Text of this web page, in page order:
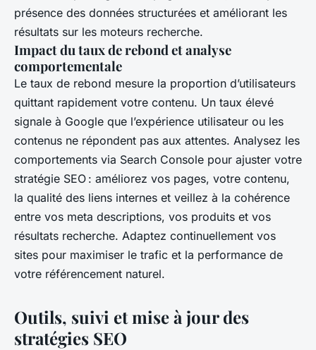
présence des données structurées et améliorant les
résultats sur les moteurs recherche.
Impact du taux de rebond et analyse
comportementale
Le taux de rebond mesure la proportion d’utilisateurs
quittant rapidement votre contenu. Un taux élevé
signale à Google que l’expérience utilisateur ou les
contenus ne répondent pas aux attentes. Analysez les
comportements via Search Console pour ajuster votre
stratégie SEO : améliorez vos pages, votre contenu,
la qualité des liens internes et veillez à la cohérence
entre vos meta descriptions, vos produits et vos
résultats recherche. Adaptez continuellement vos
sites pour maximiser le trafic et la performance de
votre référencement naturel.
Outils, suivi et mise à jour des
stratégies SEO